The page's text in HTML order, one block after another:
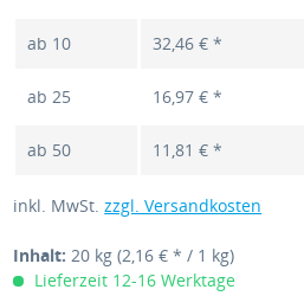
ab 10 32,46 € *
ab25 16,97 € *
ab 50 11,81 € *
inkl. MwSt.zzgl. Versandkosten
Inhalt: 20 kg(2,16 € * / 1 kg)
Lieferzeit 12-16 Werktage